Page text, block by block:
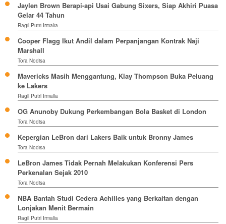
Jaylen Brown Berapi-api Usai Gabung Sixers, Siap Akhiri Puasa
Gelar 44 Tahun
Ragil Putri Irmalia
Cooper Flagg Ikut Andil dalam Perpanjangan Kontrak Naji
Marshall
Tora Nodisa
Mavericks Masih Menggantung, Klay Thompson Buka Peluang
ke Lakers
Ragil Putri Irmalia
OG Anunoby Dukung Perkembangan Bola Basket di London
Tora Nodisa
Kepergian LeBron dari Lakers Baik untuk Bronny James
Tora Nodisa
LeBron James Tidak Pernah Melakukan Konferensi Pers
Perkenalan Sejak 2010
Tora Nodisa
NBA Bantah Studi Cedera Achilles yang Berkaitan dengan
Lonjakan Menit Bermain
Ragil Putri Irmalia